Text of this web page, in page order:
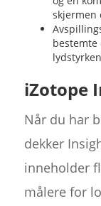
skjermen
bestemte
iZotope
Når du har
dekker
inneholder
målere for